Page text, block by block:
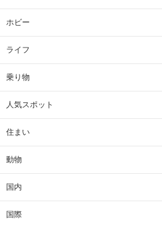
ホビー
ライフ
乗り物
人気スポット
住まい
動物
国内
国際